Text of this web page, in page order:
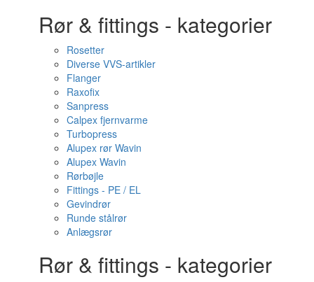
Rør & fittings - kategorier
Rosetter
Diverse VVS-artikler
Flanger
Raxofix
Sanpress
Calpex fjernvarme
Turbopress
Alupex rør Wavin
Alupex Wavin
Rørbøjle
Fittings - PE / EL
Gevindrør
Runde stålrør
Anlægsrør
Rør & fittings - kategorier